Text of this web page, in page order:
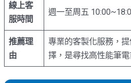
線上客
服時間
週一至周五
推薦理
由
專業的客製化服務，
擇，是尋找高性能筆